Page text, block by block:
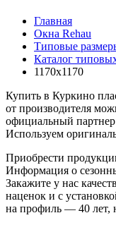
Главная
Окна Rehau
Типовые
Каталог
1170х1170
Купить в Куркино
от производителя
официальный
Используем
Приобрести
Информация о
Закажите у нас
наценок и с
на профиль — 40 лет,